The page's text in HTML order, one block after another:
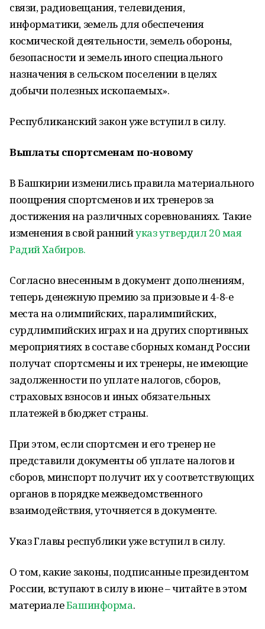
связи, радиовещания, телевидения,
информатики, земель для обеспечения
космической деятельности, земель обороны,
безопасности и земель иного специального
назначения в сельском поселении в целях
добычи полезных ископаемых».
Республиканский закон уже вступил в силу.
Выплаты спортсменам по-новому
В Башкирии изменились правила материального
поощрения спортсменов и их тренеров за
достижения на различных соревнованиях. Такие
изменения в свой раннийуказ утвердил 20 мая
Радий Хабиров.
Согласно внесенным в документ дополнениям,
теперь денежную премию за призовые и 4-8-е
места на олимпийских, паралимпийских,
сурдлимпийских играх и на других спортивных
мероприятиях в составе сборных команд России
получат спортсмены и их тренеры, не имеющие
задолженности по уплате налогов, сборов,
страховых взносов и иных обязательных
платежей в бюджет страны.
При этом, если спортсмен и его тренер не
представили документы об уплате налогов и
сборов, минспорт получит их у соответствующих
органов в порядке межведомственного
взаимодействия, уточняется в документе.
Указ Главы республики уже вступил в силу.
О том, какие законы, подписанные президентом
России, вступают в силу в июне – читайте в этом
материалеБашинформа.